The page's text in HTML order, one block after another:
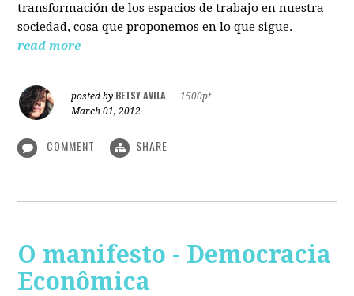
transformación de los espacios de trabajo en nuestra
sociedad, cosa que proponemos en lo que sigue.
read more
posted by BETSY AVILA
1500pt
March 01, 2012
COMMENT SHARE
O manifesto - Democracia
Econômica